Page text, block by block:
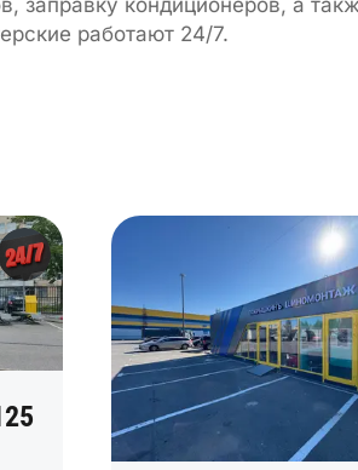
заправку кондиционеров, а
работают 24/7.